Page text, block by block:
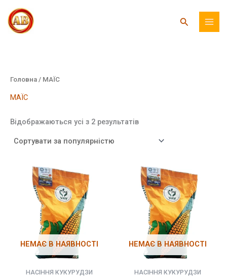
до
вмісту
Пошук
Головна / МАЇС
МАЇС
Відображаються усі з 2 результатівВідсортовано
НЕМАЄ В НАЯВНОСТІ
НАСІННЯ КУКУРУДЗИ
НЕМАЄ В НАЯВНОСТІ
НАСІННЯ КУКУРУДЗИ